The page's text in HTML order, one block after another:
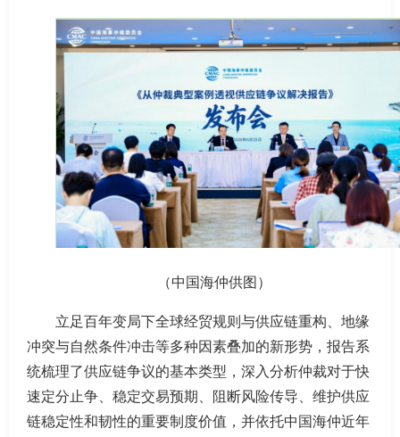
（中国海仲供图）
立足百年变局下全球经贸规则与供应链重构、地缘
冲突与自然条件冲击等多种因素叠加的新形势，报告系
统梳理了供应链争议的基本类型，深入分析仲裁对于快
速定分止争、稳定交易预期、阻断风险传导、维护供应
链稳定性和韧性的重要制度价值，并依托中国海仲近年